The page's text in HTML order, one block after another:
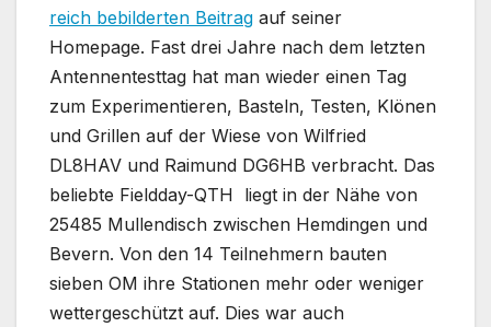
reich bebilderten Beitrag auf seiner
Homepage. Fast drei Jahre nach dem letzten
Antennentesttag hat man wieder einen Tag
zum Experimentieren, Basteln, Testen, Klönen
und Grillen auf der Wiese von Wilfried
DL8HAV und Raimund DG6HB verbracht. Das
beliebte Fieldday-QTH liegt in der Nähe von
25485 Mullendisch zwischen Hemdingen und
Bevern. Von den 14 Teilnehmern bauten
sieben OM ihre Stationen mehr oder weniger
wettergeschützt auf. Dies war auch